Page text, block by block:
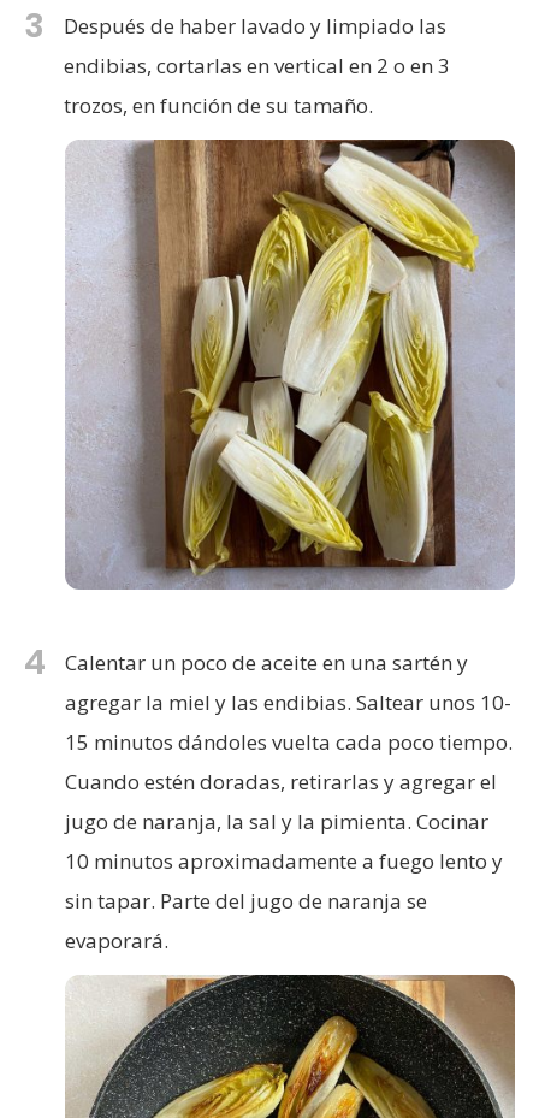
3
Después de haber lavado y limpiado las
endibias, cortarlas en vertical en 2 o en 3
trozos, en función de su tamaño.
4
Calentar un poco de aceite en una sartén y
agregar la miel y las endibias. Saltear unos 10-
15 minutos dándoles vuelta cada poco tiempo.
Cuando estén doradas, retirarlas y agregar el
jugo de naranja, la sal y la pimienta. Cocinar
10 minutos aproximadamente a fuego lento y
sin tapar. Parte del jugo de naranja se
evaporará.